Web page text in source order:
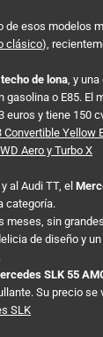
de esos modelos
clásico),
de lona , y
gasolina o E85. El
euros y tiene 150
Convertible Yellow
Aero y Turbo X
al Audi TT, el
categoría.
meses, sin
de diseño y
SLK 55
Su precio se
SLK